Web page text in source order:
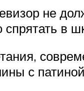
не
спрятать в
с